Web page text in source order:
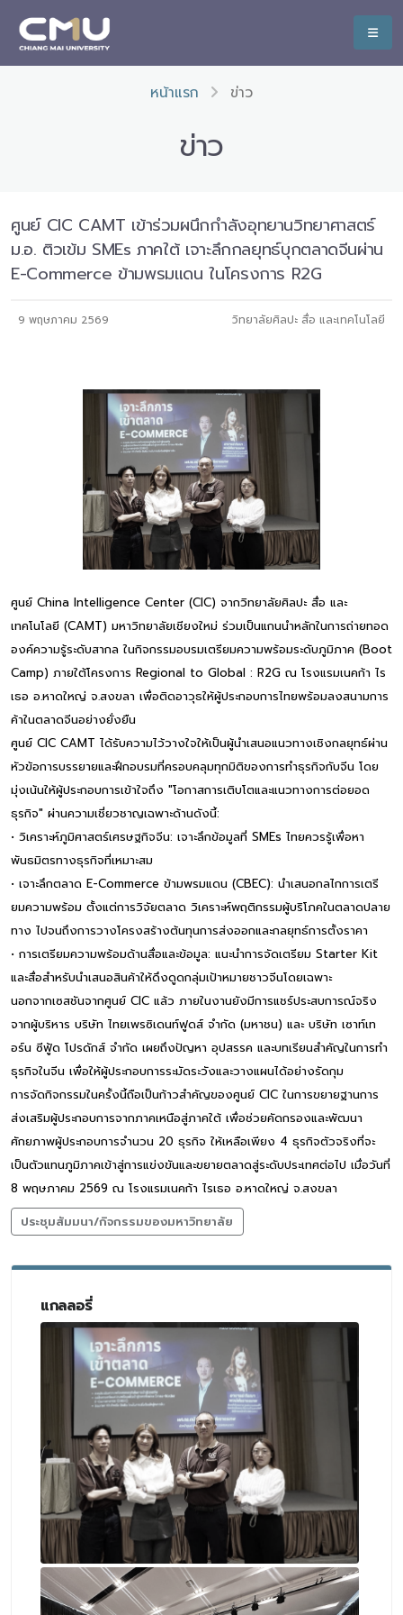
หน้าแรก ข่าว
ข่าว
ศูนย์ CIC CAMT เข้าร่วมผนึกกำลังอุทยานวิทยาศาสตร์
ม.อ. ติวเข้ม SMEs ภาคใต้ เจาะลึกกลยุทธ์บุกตลาดจีนผ่าน
E-Commerce ข้ามพรมแดน ในโครงการ R2G
9 พฤษภาคม 2569 วิทยาลัยศิลปะ สื่อ และเทคโนโลยี
ศูนย์ China Intelligence Center (CIC) จากวิทยาลัยศิลปะ สื่อ และ
เทคโนโลยี (CAMT) มหาวิทยาลัยเชียงใหม่ ร่วมเป็นแกนนำหลักในการถ่ายทอด
องค์ความรู้ระดับสากล ในกิจกรรมอบรมเตรียมความพร้อมระดับภูมิภาค (Boot
Camp) ภายใต้โครงการ Regional to Global : R2G ณ โรงแรมเนคก้า ไร
เธอ อ.หาดใหญ่ จ.สงขลา เพื่อติดอาวุธให้ผู้ประกอบการไทยพร้อมลงสนามการ
ค้าในตลาดจีนอย่างยั่งยืน
ศูนย์ CIC CAMT ได้รับความไว้วางใจให้เป็นผู้นำเสนอแนวทางเชิงกลยุทธ์ผ่าน
หัวข้อการบรรยายและฝึกอบรมที่ครอบคลุมทุกมิติของการทำธุรกิจกับจีน โดย
มุ่งเน้นให้ผู้ประกอบการเข้าใจถึง "โอกาสการเติบโตและแนวทางการต่อยอด
ธุรกิจ" ผ่านความเชี่ยวชาญเฉพาะด้านดังนี้:
• วิเคราะห์ภูมิศาสตร์เศรษฐกิจจีน: เจาะลึกข้อมูลที่ SMEs ไทยควรรู้เพื่อหา
พันธมิตรทางธุรกิจที่เหมาะสม
• เจาะลึกตลาด E-Commerce ข้ามพรมแดน (CBEC): นำเสนอกลไกการเตรี
ยมความพร้อม ตั้งแต่การวิจัยตลาด วิเคราะห์พฤติกรรมผู้บริโภคในตลาดปลาย
ทาง ไปจนถึงการวางโครงสร้างต้นทุนการส่งออกและกลยุทธ์การตั้งราคา
• การเตรียมความพร้อมด้านสื่อและข้อมูล: แนะนำการจัดเตรียม Starter Kit
และสื่อสำหรับนำเสนอสินค้าให้ดึงดูดกลุ่มเป้าหมายชาวจีนโดยเฉพาะ
นอกจากเซสชันจากศูนย์ CIC แล้ว ภายในงานยังมีการแชร์ประสบการณ์จริง
จากผู้บริหาร บริษัท ไทยเพรซิเดนท์ฟูดส์ จำกัด (มหาชน) และ บริษัท เซาท์เท
อร์น ซีฟู้ด โปรดักส์ จำกัด เผยถึงปัญหา อุปสรรค และบทเรียนสำคัญในการทำ
ธุรกิจในจีน เพื่อให้ผู้ประกอบการระมัดระวังและวางแผนได้อย่างรัดกุม
การจัดกิจกรรมในครั้งนี้ถือเป็นก้าวสำคัญของศูนย์ CIC ในการขยายฐานการ
ส่งเสริมผู้ประกอบการจากภาคเหนือสู่ภาคใต้ เพื่อช่วยคัดกรองและพัฒนา
ศักยภาพผู้ประกอบการจำนวน 20 ธุรกิจ ให้เหลือเพียง 4 ธุรกิจตัวจริงที่จะ
เป็นตัวแทนภูมิภาคเข้าสู่การแข่งขันและขยายตลาดสู่ระดับประเทศต่อไป เมื่อวันที่
8 พฤษภาคม 2569 ณ โรงแรมเนคก้า ไรเธอ อ.หาดใหญ่ จ.สงขลา
ประชุมสัมมนา/กิจกรรมของมหาวิทยาลัย
แกลลอรี่